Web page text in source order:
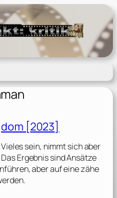
[2023]
sein, nimmt sich aber
Ergebnis sind Ansätze
aber auf eine zähe